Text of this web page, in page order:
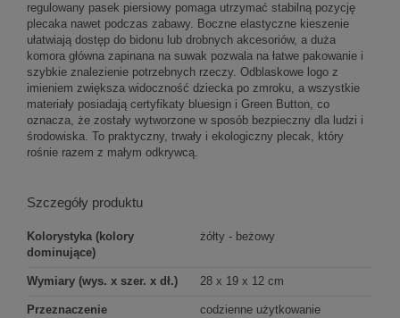
regulowany pasek piersiowy pomaga utrzymać stabilną pozycję
plecaka nawet podczas zabawy. Boczne elastyczne kieszenie
ułatwiają dostęp do bidonu lub drobnych akcesoriów, a duża
komora główna zapinana na suwak pozwala na łatwe pakowanie i
szybkie znalezienie potrzebnych rzeczy. Odblaskowe logo z
imieniem zwiększa widoczność dziecka po zmroku, a wszystkie
materiały posiadają certyfikaty bluesign i Green Button, co
oznacza, że zostały wytworzone w sposób bezpieczny dla ludzi i
środowiska. To praktyczny, trwały i ekologiczny plecak, który
rośnie razem z małym odkrywcą.
Szczegóły produktu
Kolorystyka (kolory
dominujące)
żółty - beżowy
Wymiary (wys. x szer. x dł.) 28 x 19 x 12 cm
Przeznaczenie
codzienne użytkowanie